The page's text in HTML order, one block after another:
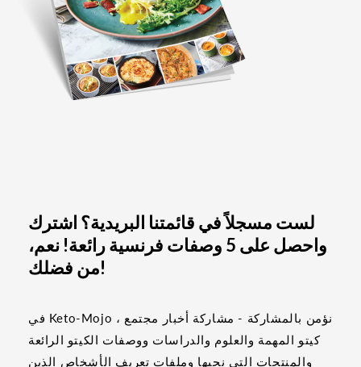
لست مسجلاً في قائمتنا البريدية؟ اشترك
واحصل على 5 وصفات فرنسية رائعة! نعم،
من فضلك!
في Keto-Mojo ، نؤمن بالمشاركة - مشاركة أخبار مجتمع
كيتو المهمة والعلوم والدراسات ووصفات الكيتو الرائعة
والمنتجات التي نحبها وملفات تعريف الأشخاص الذين